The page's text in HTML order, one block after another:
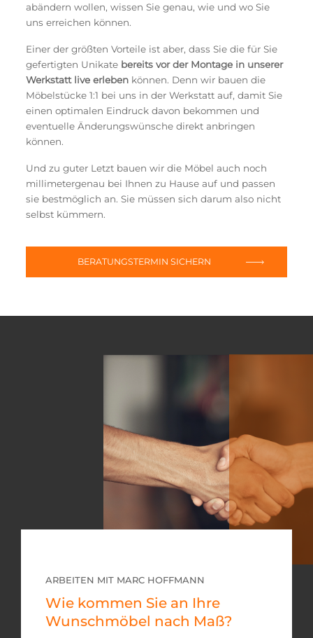
abändern wollen, wissen Sie genau, wie und wo Sie
uns erreichen können.
Einer der größten Vorteile ist aber, dass Sie die für Sie
gefertigten Unikate bereits vor der Montage in unserer
Werkstatt live erlebenkönnen. Denn wir bauen die
Möbelstücke 1:1 bei uns in der Werkstatt auf, damit Sie
einen optimalen Eindruck davon bekommen und
eventuelle Änderungswünsche direkt anbringen
können.
Und zu guter Letzt bauen wir die Möbel auch noch
millimetergenau bei Ihnen zu Hause auf und passen
sie bestmöglich an. Sie müssen sich darum also nicht
selbst kümmern.
BERATUNGSTERMIN SICHERN
ARBEITEN MIT MARC HOFFMANN
Wie kommen Sie an Ihre
Wunschmöbel nach Maß?